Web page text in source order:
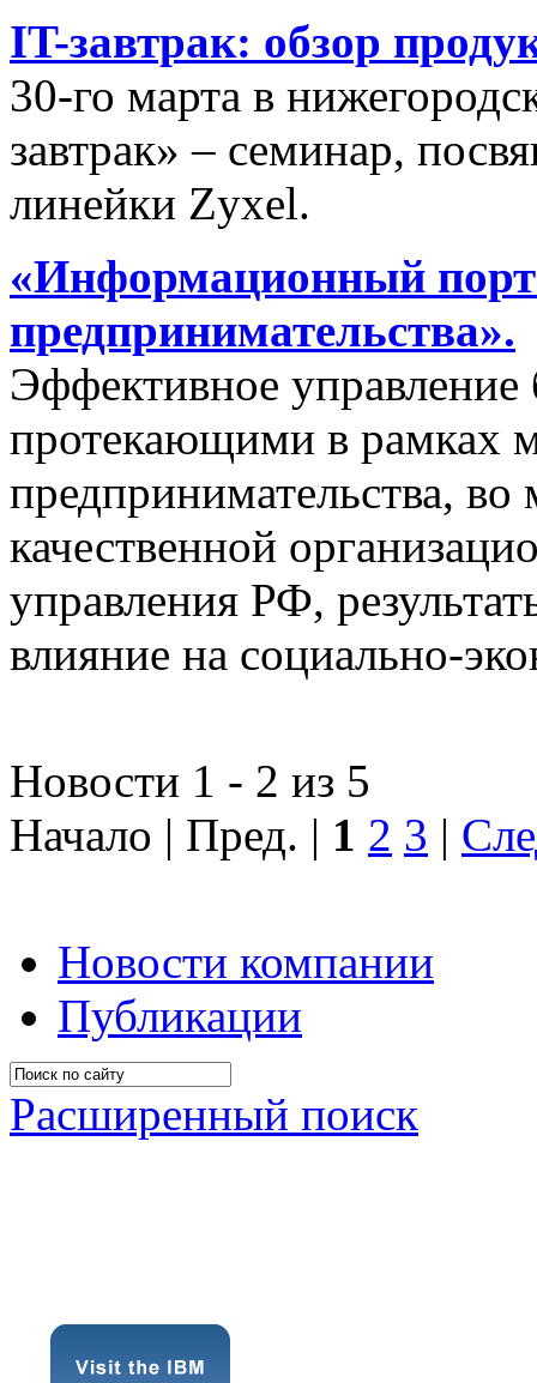
IT-завтрак: обзор
30-го марта в
завтрак» – семинар,
линейки Zyxel.
«Информационный
предпринимательства».
Эффективное управление
протекающими в рамках
предпринимательства,
качественной
управления РФ,
влияние на социально-
Новости 1 - 2 из 5
Начало | Пред. | 1 2 3 |
Новости компании
Публикации
Расширенный поиск